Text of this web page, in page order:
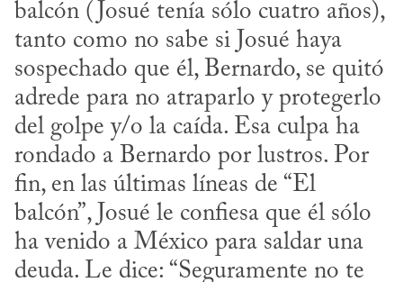
balcón (Josué tenía sólo cuatro años),
tanto como no sabe si Josué haya
sospechado que él, Bernardo, se quitó
adrede para no atraparlo y protegerlo
del golpe y/o la caída. Esa culpa ha
rondado a Bernardo por lustros. Por
fin, en las últimas líneas de “El
balcón”, Josué le confiesa que él sólo
ha venido a México para saldar una
deuda. Le dice: “Seguramente no te